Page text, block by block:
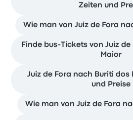
Zeiten und
Wie man von Juiz de Fora
Finde bus-Tickets von Juiz
Maior
Juiz de Fora nach Buriti dos
und Preise
Wie man von Juiz de Fora